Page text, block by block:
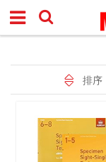
排序